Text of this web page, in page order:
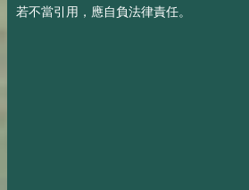
若不當引用，應自負法律責任。